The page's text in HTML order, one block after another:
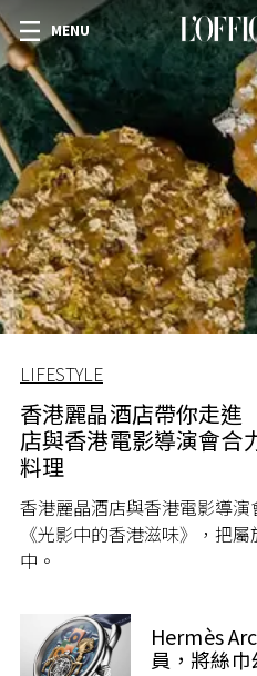
MENU
LIFESTYLE
香港麗晶酒店帶你走進
店與香港電影導演會合
料理
香港麗晶酒店與香港電影導
《光影中的香港滋味》，把
中。
Hermès
員，將絲